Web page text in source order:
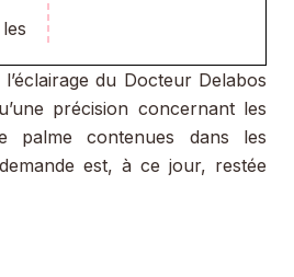
du Docteur Delabos
précision concernant les
palme contenues dans les
est, à ce jour, restée